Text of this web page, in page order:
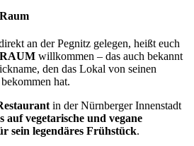
an der Pegnitz gelegen, heißt euch
willkommen – das auch bekannt
den das Lokal von seinen
hat.
in der Nürnberger Innenstadt
auf vegetarische und vegane
sein legendäres Frühstück.